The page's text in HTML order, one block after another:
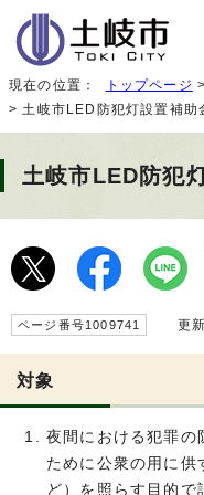
現在の位置： トップページ >
> 土岐市LED防犯灯設置補助
土岐市LED防犯
ページ番号1009741 更新
対象
夜間における犯罪の
ために公衆の用に供
ど）を照らす目的で